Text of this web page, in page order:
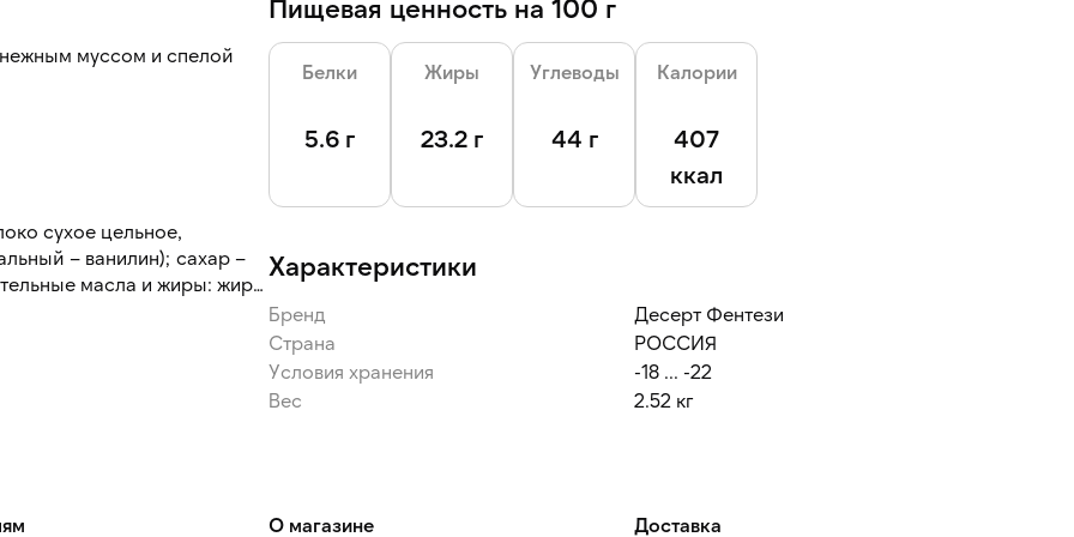
муссом и спелой
его удобно есть.
сухое цельное,
– ванилин); сахар –
масла и жиры: жиры
лецитин, сорбитан
хлорофиллов и
Пищевая ценность на 100 г
Белки
5.6 г
Жиры
23.2 г
Углеводы
44 г
Калории
407
ккал
Характеристики
Бренд
Десерт Фентези
Страна
РОССИЯ
Условия хранения
-18 ... -22
Вес
2.52 кг
О магазине Доставка